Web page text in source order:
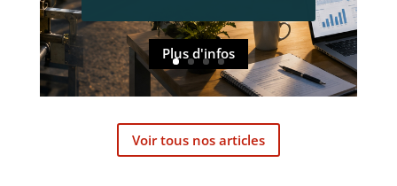
Plus d'infos
plus rarement, un...
Voir tous nos articles